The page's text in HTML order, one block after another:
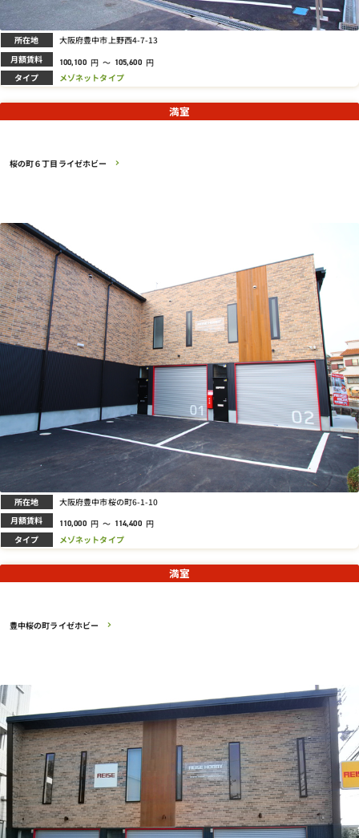
所在地 大阪府豊中市上野西4-7-13
月額賃料 100,100 円 ～ 105,600 円
タイプ メゾネットタイプ
桜の町６丁目ライゼホビー
満室
所在地 大阪府豊中市桜の町6-1-10
月額賃料 110,000 円 ～ 114,400 円
タイプ メゾネットタイプ
豊中桜の町ライゼホビー
満室